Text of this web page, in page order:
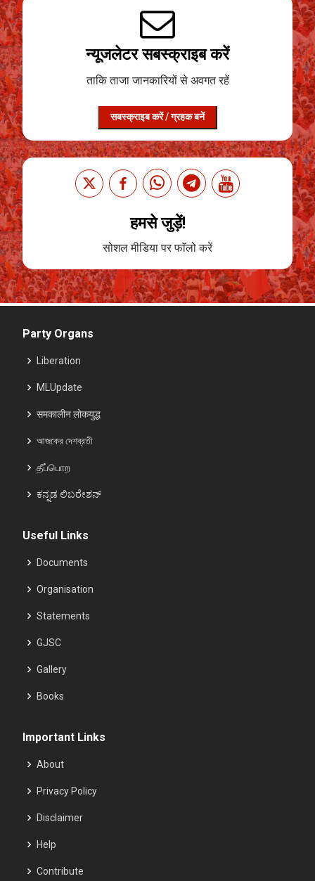
न्यूजलेटर सबस्क्राइब करें
ताकि ताजा जानकारियों से अवगत रहें
सबस्क्राइब करें / ग्रहक बनें
हमसे जुड़ें!
सोशल मीडिया पर फाॅलो करें
Party Organs
Liberation
MLUpdate
समकालीन लोकयुद्ध
আজকের দেশব্রতী
தீப்பொற
ಕನ್ನಡ ಲಿಬರೇಶನ್
Useful Links
Documents
Organisation
Statements
GJSC
Gallery
Books
Important Links
About
Privacy Policy
Disclaimer
Help
Contribute